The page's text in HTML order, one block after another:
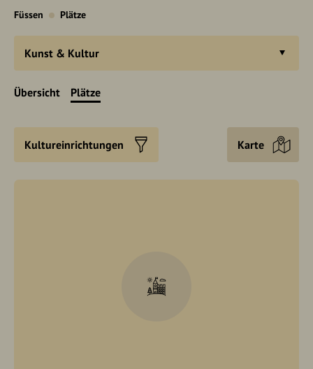
Füssen Plätze
Kunst & Kultur
Übersicht Plätze
Kultureinrichtungen Karte